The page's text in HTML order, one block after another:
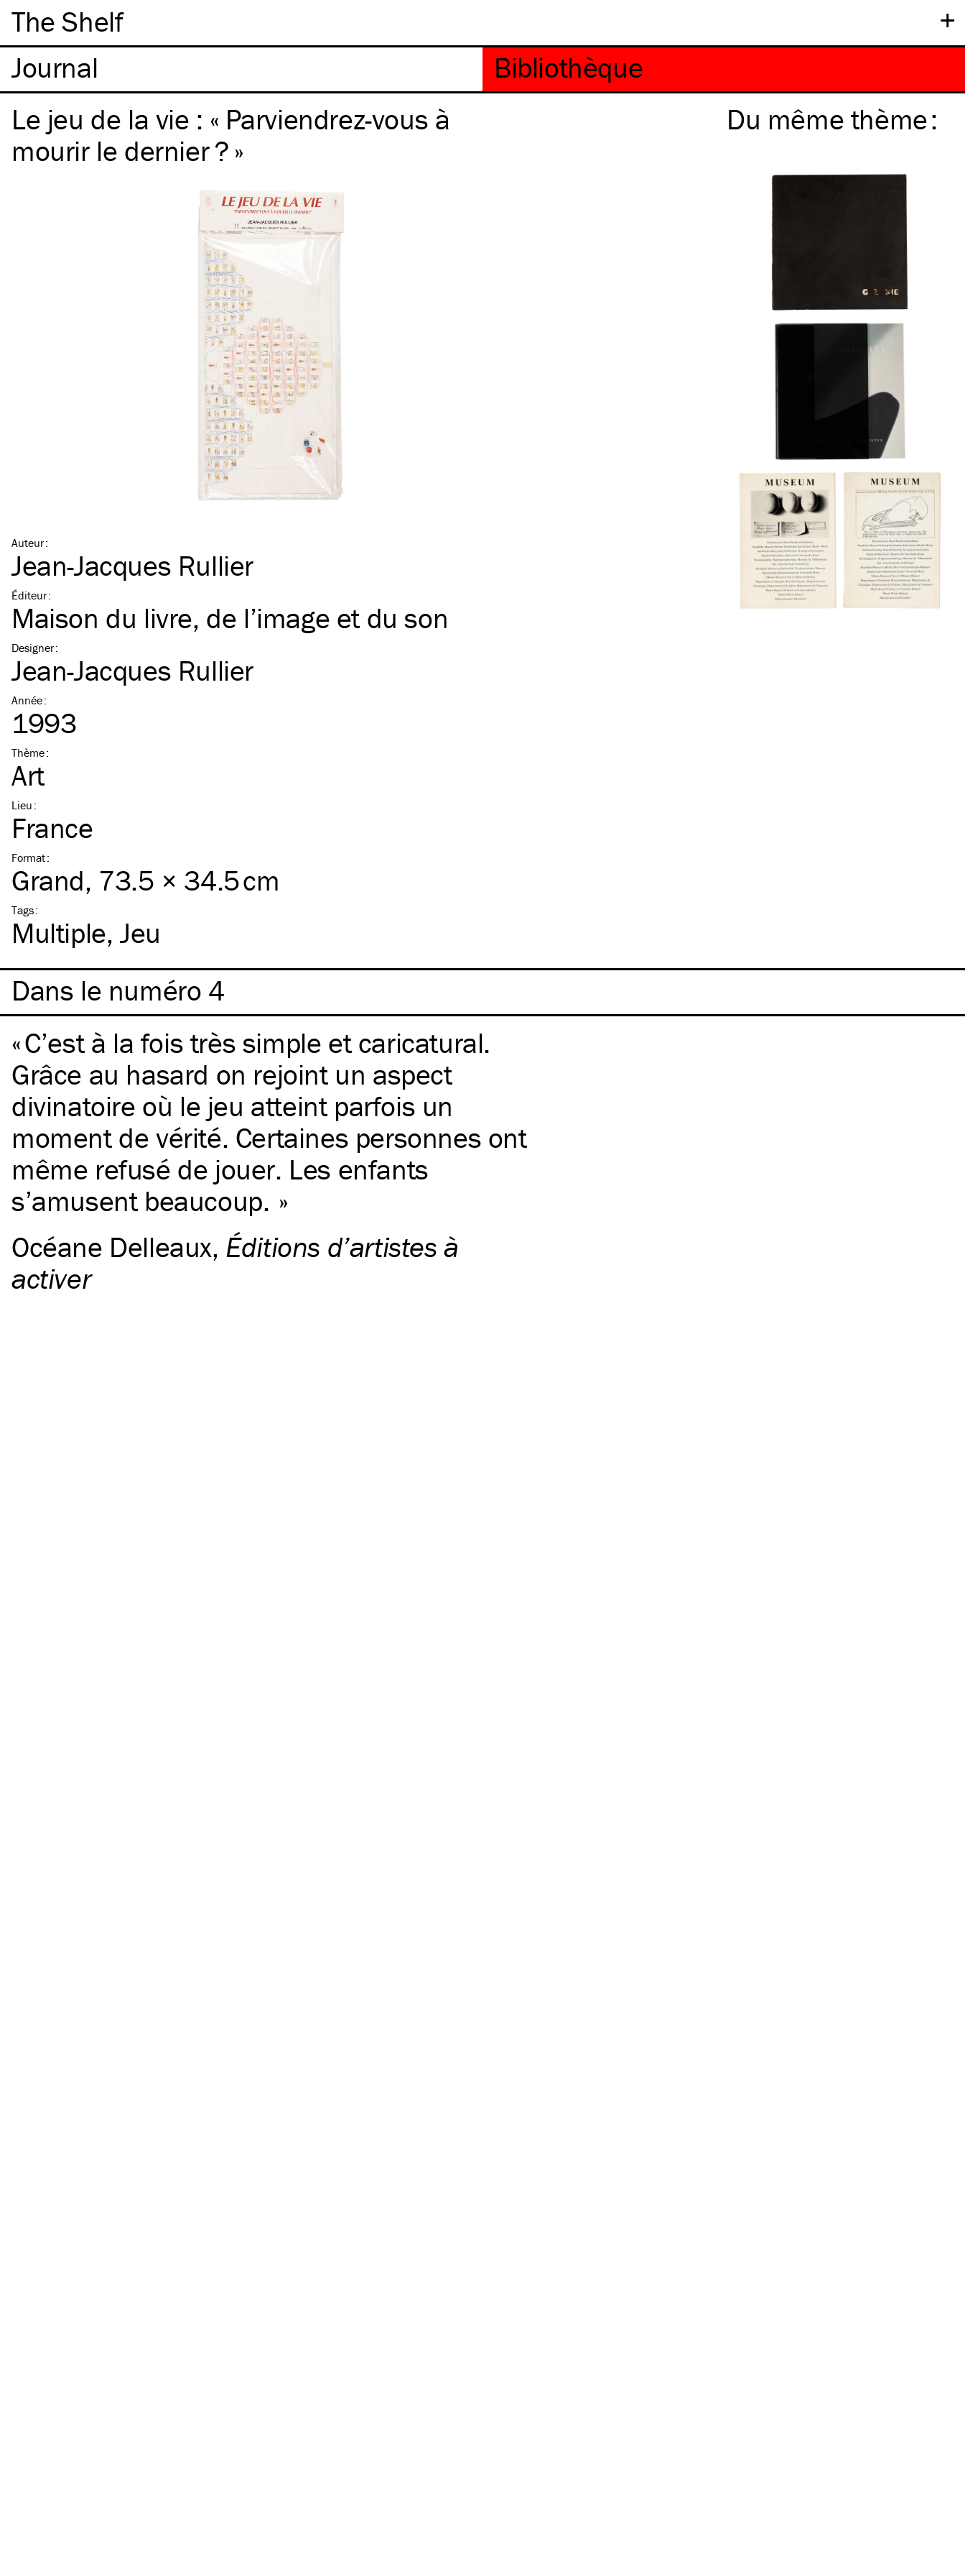
+
The Shelf
Le jeu de la vie : « Parviendrez-vous à
mourir le dernier ? »
Auteur:
Jean-Jacques Rullier
Éditeur:
Maison du livre, de l’image et du son
Designer:
Jean-Jacques Rullier
Année:
1993
Thème:
Art
Lieu :
France
Format:
Grand, 73.5 × 34.5 cm
Tags:
Multiple Jeu
Du même thème:
Dans le numéro 4
C’est à la fois très simple et caricatural.
Grâce au hasard on rejoint un aspect
divinatoire où le jeu atteint parfois un
moment de vérité. Certaines personnes ont
même refusé de jouer. Les enfants
s’amusent beaucoup.
Océane Delleaux, Éditions d’artistes à
activer